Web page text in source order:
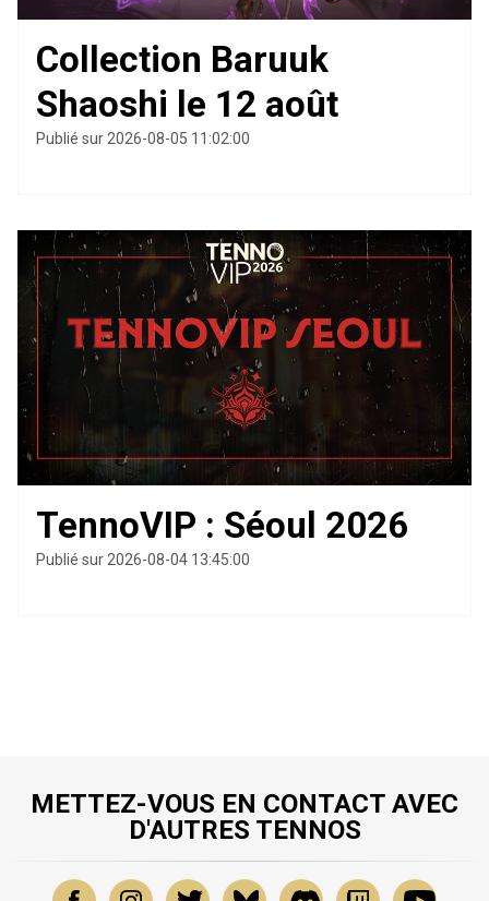
Collection Baruuk
Shaoshi le 12 août
Publié sur 2026-08-05 11:02:00
TennoVIP : Séoul 2026
Publié sur 2026-08-04 13:45:00
METTEZ-VOUS EN CONTACT AVEC
D'AUTRES TENNOS